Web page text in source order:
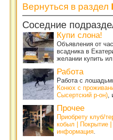
Вернуться в раздел
Соседние
Купи слона!
Объявления от
всадника в
желании купить
Работа
Работа с
Конюх с
Сысертский р-он)
Прочее
Приобрету клуб/
кобыл | Покрытие
информация